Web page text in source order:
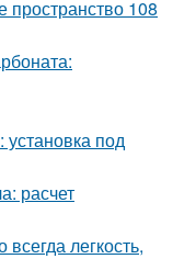
пространство 108
под
расчет
легкость,